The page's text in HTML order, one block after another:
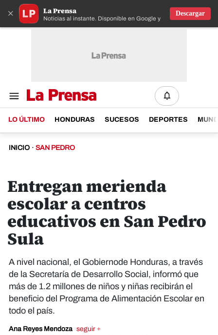
× La Prensa
Noticias al instante. Disponible en Google y IOS
Descargar
LO ÚLTIMO HONDURAS SUCESOS DEPORTES
INICIO · SAN PEDRO
Entregan merienda
escolar a centros
educativos en San Pedro
Sula
A nivel nacional, el Gobiernode Honduras, a través
de la Secretaría de Desarrollo Social, informó que
más de 1.2 millones de niños y niñas recibirán el
beneficio del Programa de Alimentación Escolar en
todo el país.
Ana Reyes Mendoza seguir +